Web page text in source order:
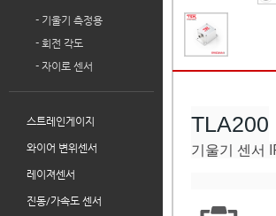
- 기울기 측정용
- 회전 각도
- 자이로 센서
스트레인게이지
와이어 변위센서
레이져센서
진동/가속도 센서
TLA200
기울기 센서